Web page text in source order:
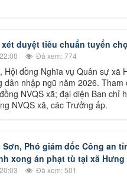
duyệt tiêu chuẩn tuyển
Đã xem: 774
Hội đồng Nghĩa vụ Quân sự xã
dân nhập ngũ năm 2026.
NVQS xã; đại diện Ban
NVQS xã, các Trưởng ấp.
Sơn, Phó giám đốc Công an
xong án phạt tù tại xã Hưng
Đã xem: 501